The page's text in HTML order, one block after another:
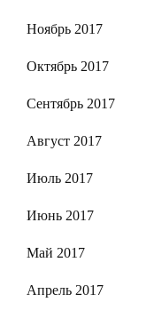
Ноябрь 2017
Октябрь 2017
Сентябрь 2017
Август 2017
Июль 2017
Июнь 2017
Май 2017
Апрель 2017